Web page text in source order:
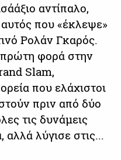
αντίπαλο,
που «έκλεψε»
Ρολάν Γκαρός.
φορά στην
Slam,
που ελάχιστοι
πριν από δύο
τις δυνάμεις
λύγισε στις...